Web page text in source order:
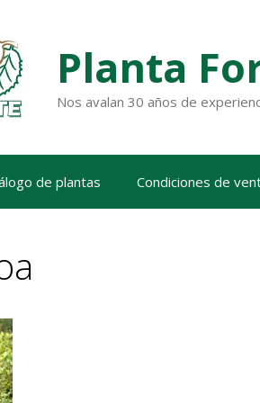
Planta
Nos avalan 30 años de
de plantas Condiciones de